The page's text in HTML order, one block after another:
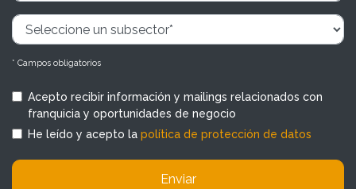
* Campos obligatorios
Acepto recibir información y mailings relacionados con
franquicia y oportunidades de negocio
He leído y acepto la política de protección de datos
Enviar